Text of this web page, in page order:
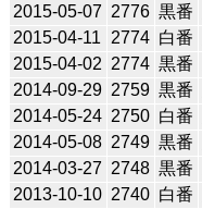
2015-05-07 2776 黒番
2015-04-11
2774 白番
2015-04-02 2774 黒番
2014-09-29 2759 黒番
2014-05-24 2750 白番
2014-05-08 2749 黒番
2014-03-27 2748 黒番
2013-10-10 2740 白番